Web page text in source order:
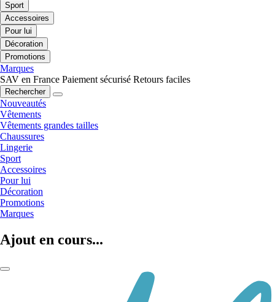
Sport
Accessoires
Pour lui
Décoration
Promotions
Marques
SAV en France Paiement sécurisé Retours faciles
Rechercher
Nouveautés
Vêtements
Vêtements grandes tailles
Chaussures
Lingerie
Sport
Accessoires
Pour lui
Décoration
Promotions
Marques
Ajout en cours...